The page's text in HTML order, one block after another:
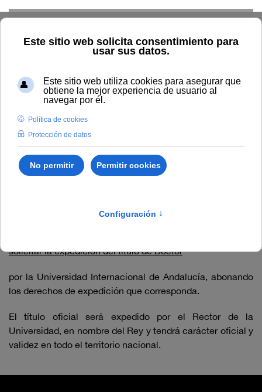
Inicio Estudiar Oferta académica
Doctorados
Expedición de título
Expedición de título
Recibida en la Secretaría General de la Universidad la
solicitar la expedición del título de Doctor
por la Universidad Internacional de Andalucía, abonando
los derechos de expedición que corresponda.
El título oficial será expedido por el Rector de la
Universidad, en nombre del Rey y tendrá carácter oficial y
validez en todo el territorio nacional.